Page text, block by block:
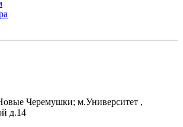
Черемушки; м.Университет ,
д.14